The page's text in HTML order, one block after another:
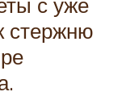
стержню